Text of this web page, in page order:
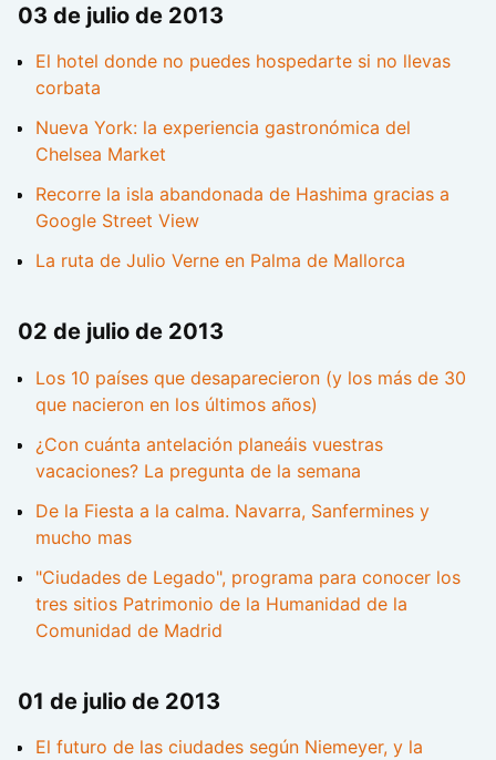
03 de julio de 2013
El hotel donde no puedes hospedarte si no llevas
corbata
Nueva York: la experiencia gastronómica del
Chelsea Market
Recorre la isla abandonada de Hashima gracias a
Google Street View
La ruta de Julio Verne en Palma de Mallorca
02 de julio de 2013
Los 10 países que desaparecieron (y los más de 30
que nacieron en los últimos años)
¿Con cuánta antelación planeáis vuestras
vacaciones? La pregunta de la semana
De la Fiesta a la calma. Navarra, Sanfermines y
mucho mas
"Ciudades de Legado", programa para conocer los
tres sitios Patrimonio de la Humanidad de la
Comunidad de Madrid
01 de julio de 2013
El futuro de las ciudades según Niemeyer, y la